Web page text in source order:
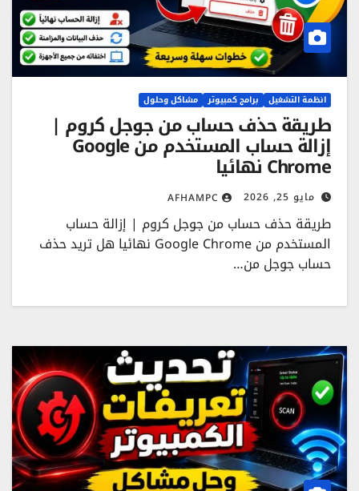
انظمة التشغيل برامج كمبيوتر مشاكل وحلول
طريقة حذف حساب من جوجل كروم |
إزالة حساب المستخدم من Google
Chrome نهائيا
مايو 25, 2026 AFHAMPC
طريقة حذف حساب من جوجل كروم | إزالة حساب
المستخدم من Google Chrome نهائيا هل تريد حذف
حساب جوجل من…